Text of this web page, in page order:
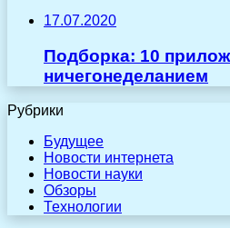
17.07.2020
Подборка: 10
ничегонеделанием
Рубрики
Будущее
Новости интернета
Новости науки
Обзоры
Технологии